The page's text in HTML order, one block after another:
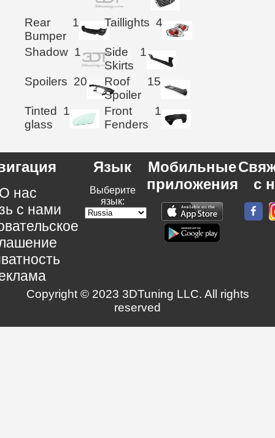
Rear
Bumper
1 Taillights 4
Shadow 1
Side
Skirts
1
Spoilers 20
Roof
Spoiler
15
Tinted
glass
1
Front
Fenders
1
нас
с нами
Язык
Выберите
язык:
Мобильные
приложения
с
Copyright © 2023 3DTuning LLC. All rights
reserved